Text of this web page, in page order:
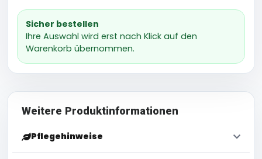
Sicher bestellen
Ihre Auswahl wird erst nach Klick auf den
Warenkorb übernommen.
Weitere Produktinformationen
Pflegehinweise